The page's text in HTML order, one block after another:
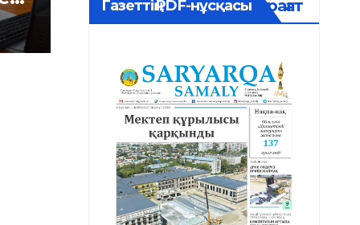
Газеттің PDF-нұсқасыМұрағат